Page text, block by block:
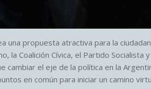
propuesta atractiva para la
la Coalición Cívica, el Partido Socialista
el eje de la política en la
en común para iniciar un camino